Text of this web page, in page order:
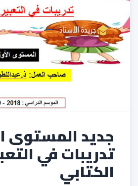
جديد المستوى
تدريبات في
الكتابي